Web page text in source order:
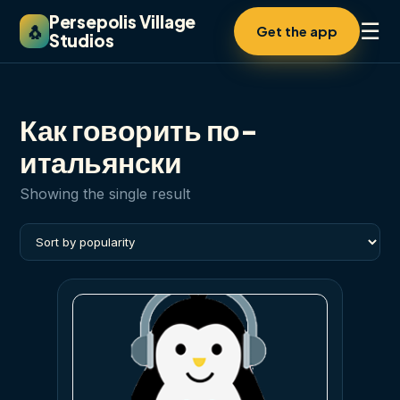
🐧 Persepolis Village
Studios
Get the app ☰
Как говорить по-
итальянски
Showing the single result